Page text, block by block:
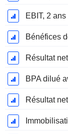
EBIT, 2
Résultat
BPA dilué
Résultat